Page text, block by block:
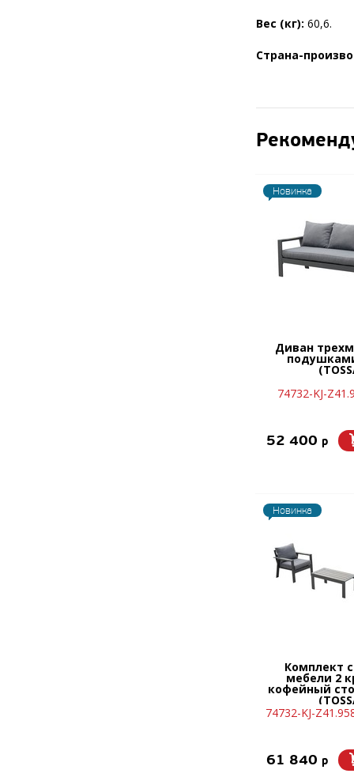
Вес (кг): 60,6.
Страна-
Новинка
Диван
74732-KJ-
52 400 p
Новинка
Комплект
мебели 2
кофейный
74732-KJ-
61 840 p